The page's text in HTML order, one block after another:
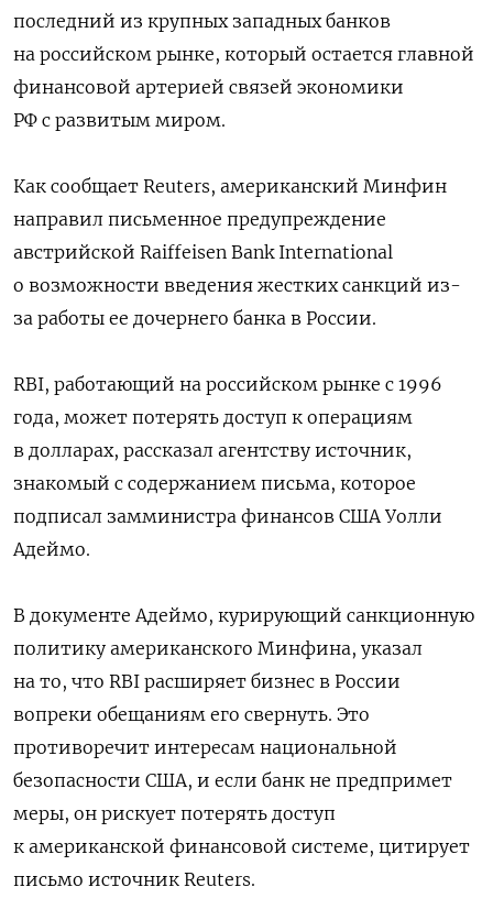
последний из крупных западных банков
на российском рынке, который остается главной
финансовой артерией связей экономики
РФ с развитым миром.
Как сообщает Reuters, американский Минфин
направил письменное предупреждение
австрийской Raiffeisen Bank International
о возможности введения жестких санкций из-
за работы ее дочернего банка в России.
RBI, работающий на российском рынке с 1996
года, может потерять доступ к операциям
в долларах, рассказал агентству источник,
знакомый с содержанием письма, которое
подписал замминистра финансов США Уолли
Адеймо.
В документе Адеймо, курирующий санкционную
политику американского Минфина, указал
на то, что RBI расширяет бизнес в России
вопреки обещаниям его свернуть. Это
противоречит интересам национальной
безопасности США, и если банк не предпримет
меры, он рискует потерять доступ
к американской финансовой системе, цитирует
письмо источник Reuters.